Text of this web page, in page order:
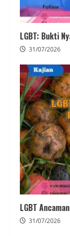
LGBT: Bukti
31/07/2026
LGBT
31/07/2026